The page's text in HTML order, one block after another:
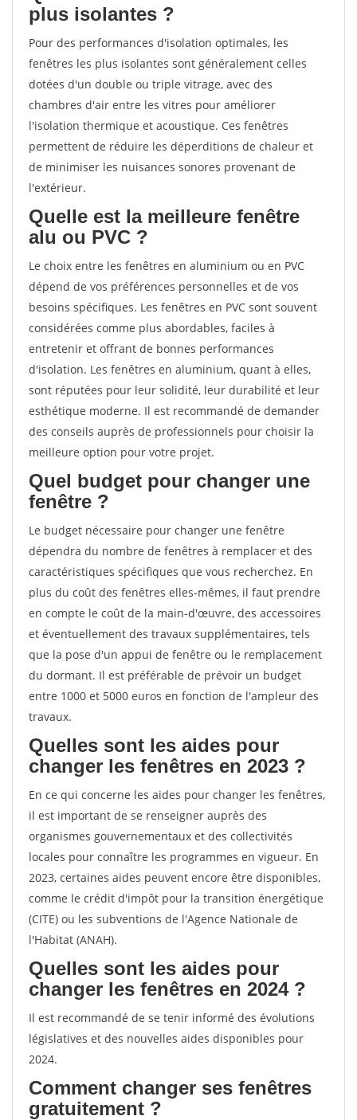
plus isolantes ?
Pour des performances d'isolation optimales, les
fenêtres les plus isolantes sont généralement celles
dotées d'un double ou triple vitrage, avec des
chambres d'air entre les vitres pour améliorer
l'isolation thermique et acoustique. Ces fenêtres
permettent de réduire les déperditions de chaleur et
de minimiser les nuisances sonores provenant de
l'extérieur.
Quelle est la meilleure fenêtre
alu ou PVC ?
Le choix entre les fenêtres en aluminium ou en PVC
dépend de vos préférences personnelles et de vos
besoins spécifiques. Les fenêtres en PVC sont souvent
considérées comme plus abordables, faciles à
entretenir et offrant de bonnes performances
d'isolation. Les fenêtres en aluminium, quant à elles,
sont réputées pour leur solidité, leur durabilité et leur
esthétique moderne. Il est recommandé de demander
des conseils auprès de professionnels pour choisir la
meilleure option pour votre projet.
Quel budget pour changer une
fenêtre ?
Le budget nécessaire pour changer une fenêtre
dépendra du nombre de fenêtres à remplacer et des
caractéristiques spécifiques que vous recherchez. En
plus du coût des fenêtres elles-mêmes, il faut prendre
en compte le coût de la main-d'œuvre, des accessoires
et éventuellement des travaux supplémentaires, tels
que la pose d'un appui de fenêtre ou le remplacement
du dormant. Il est préférable de prévoir un budget
entre 1000 et 5000 euros en fonction de l'ampleur des
travaux.
Quelles sont les aides pour
changer les fenêtres en 2023 ?
En ce qui concerne les aides pour changer les fenêtres,
il est important de se renseigner auprès des
organismes gouvernementaux et des collectivités
locales pour connaître les programmes en vigueur. En
2023, certaines aides peuvent encore être disponibles,
comme le crédit d'impôt pour la transition énergétique
(CITE) ou les subventions de l'Agence Nationale de
l'Habitat (ANAH).
Quelles sont les aides pour
changer les fenêtres en 2024 ?
Il est recommandé de se tenir informé des évolutions
législatives et des nouvelles aides disponibles pour
2024.
Comment changer ses fenêtres
gratuitement ?